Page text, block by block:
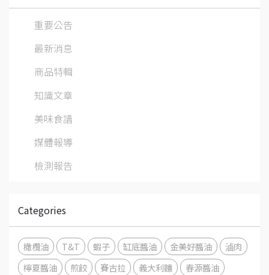
重要公告
最新消息
商品特輯
知識文章
美味食譜
媒體報導
檢測報告
Categories
橄欖油 T&T 蝦子 缸底醬油 金美好醬油
滷肉
檸夏醬油
煎餃 賽古拉 義大利麵
春源醬油